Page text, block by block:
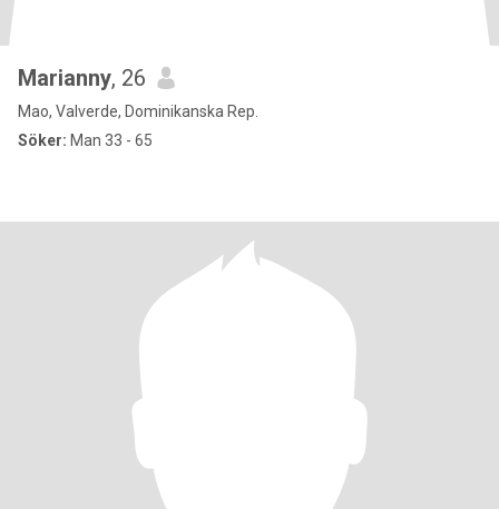
Marianny, 26
Mao, Valverde, Dominikanska Rep.
Söker: Man 33 - 65